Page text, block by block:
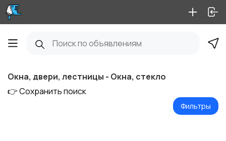
Окна, двери, лестницы - Окна, стекло
👉 Сохранить поиск
Фильтры